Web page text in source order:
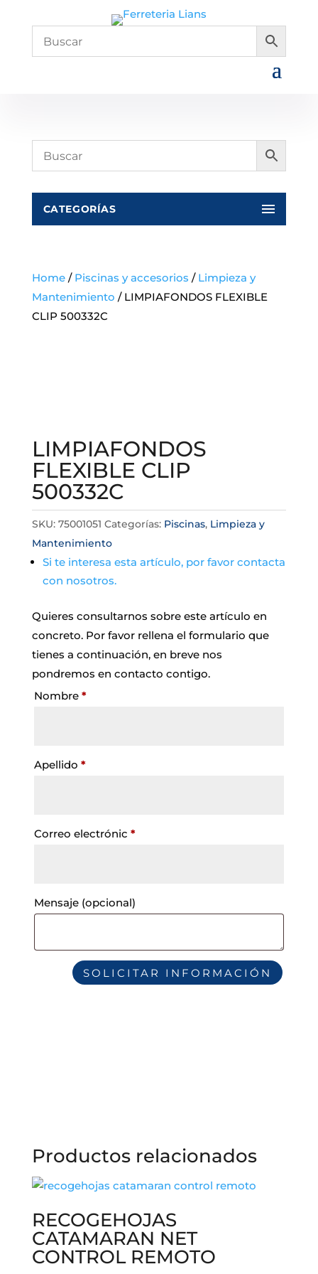
CATEGORÍAS
Home/ Piscinas y accesorios / Limpieza y
Mantenimiento / LIMPIAFONDOS FLEXIBLE
CLIP 500332C
LIMPIAFONDOS
FLEXIBLE CLIP
500332C
SKU: 75001051 Categorías: Piscinas, Limpieza y
Mantenimiento
Si te interesa esta artículo, por favor contacta
con nosotros.
Quieres consultarnos sobre este artículo en
concreto. Por favor rellena el formulario que
tienes a continuación, en breve nos
pondremos en contacto contigo.
Nombre *
Apellido *
Correo electrónic *
Mensaje (opcional)
Productos relacionados
RECOGEHOJAS
CATAMARAN NET
CONTROL REMOTO